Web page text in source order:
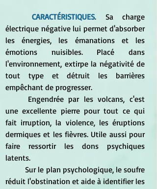
CARACTÉRISTIQUES. Sa charge
électrique négative lui permet d'absorber
les énergies, les émanations et les
émotions nuisibles. Placé dans
l'environnement, extirpe la négativité de
tout type et détruit les barrières
empêchant de progresser.
une excellente pierre pour tout ce qui
fait irruption, la violence, les éruptions
dermiques et les fièvres. Utile aussi pour
faire ressortir les dons psychiques
latents.
réduit l'obstination et aide à identifier les